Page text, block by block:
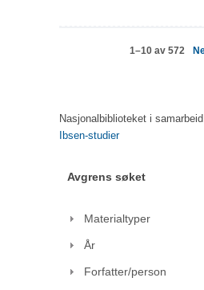
1–10 av 572
Nasjonalbiblioteket i
Ibsen-studier
Avgrens søket
Materialtyper
År
Forfatter/person